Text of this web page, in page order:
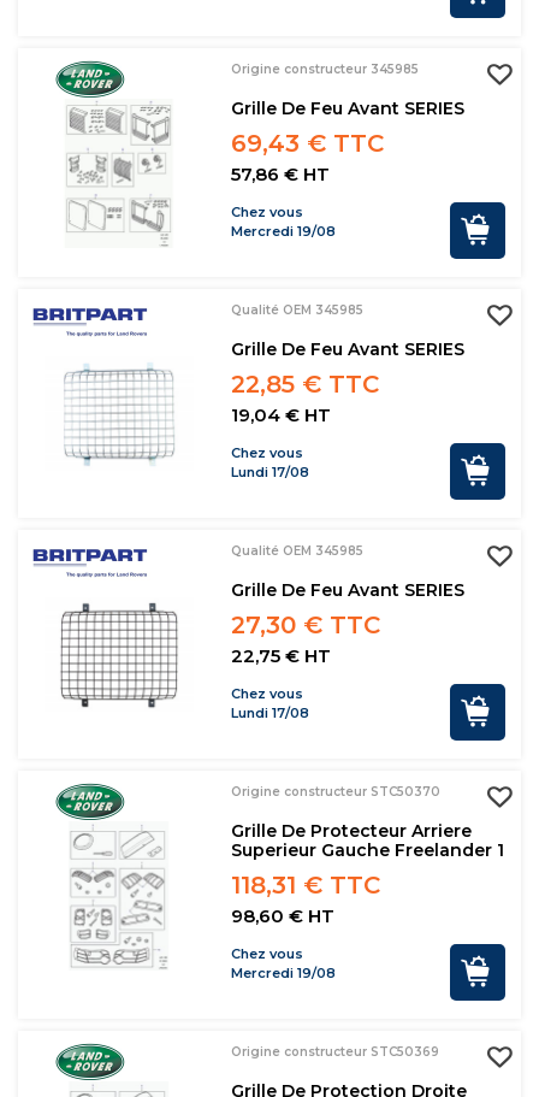
Origine constructeur 345985
Grille De Feu Avant SERIES
69,43 € TTC
57,86 € HT
Chez vous
Mercredi 19/08
Qualité OEM 345985
Grille De Feu Avant SERIES
22,85 € TTC
19,04 € HT
Chez vous
Lundi 17/08
Qualité OEM 345985
Grille De Feu Avant SERIES
27,30 € TTC
22,75 € HT
Chez vous
Lundi 17/08
Origine constructeur STC50370
Grille De Protecteur Arriere
Superieur Gauche Freelander 1
118,31 € TTC
98,60 € HT
Chez vous
Mercredi 19/08
Origine constructeur STC50369
Grille De Protection Droite